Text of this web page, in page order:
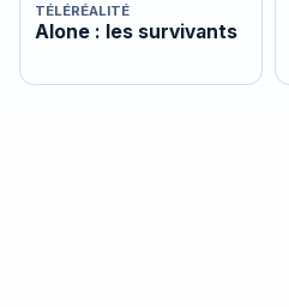
TÉLÉRÉALITÉ
Alone : les survivants